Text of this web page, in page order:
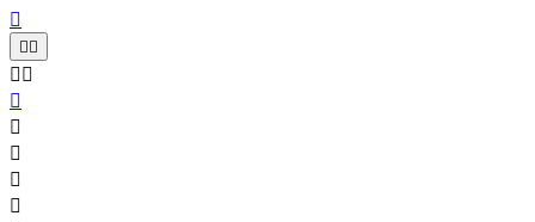

 
 




